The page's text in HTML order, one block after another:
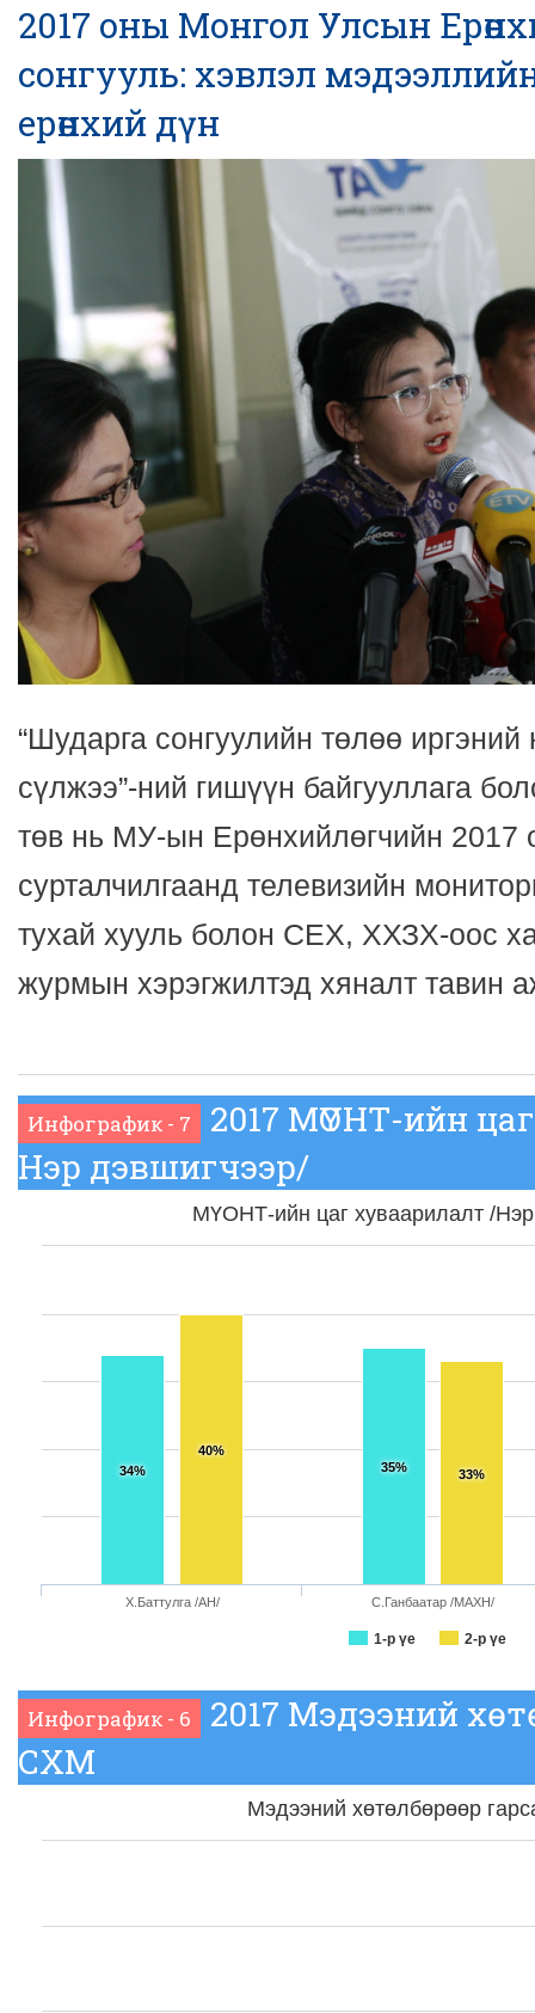
2017 оны Монгол Улсын
сонгууль: хэвлэл
ерөнхий дүн
“Шударга сонгуулийн төлөө
сүлжээ”-ний гишүүн байгууллага
төв нь МУ-ын Ерөнхийлөгчийн 2017
сурталчилгаанд телевизийн
тухай хууль болон СЕХ, ХХЗХ-оос
журмын хэрэгжилтэд хяналт тавин
Инфографик - 7
2017 МҮОНТ-ийн
Нэр дэвшигчээр/
МҮОНТ-ийн цаг хуваарилалт /
34% 35%
40%
33%
1-р үе 2-р үе
Х.Баттулга /АН/ С.Ганбаатар /МАХН/
Инфографик - 6
2017 Мэдээний
СХМ
Мэдээний хөтөлбөрөөр